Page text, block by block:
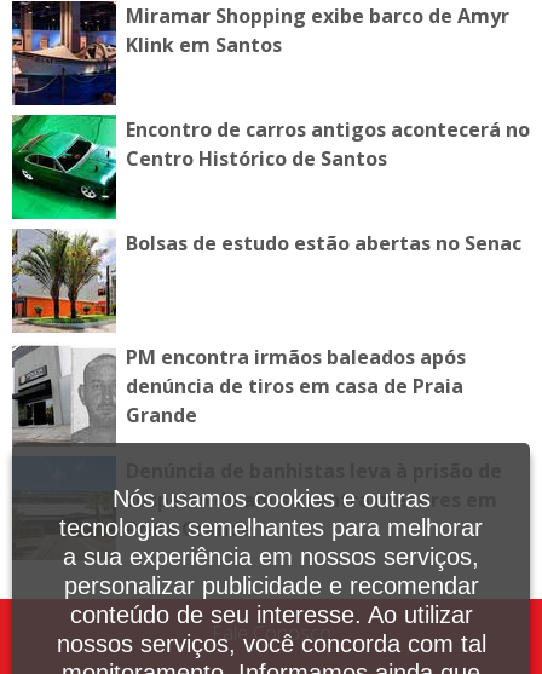
Miramar Shopping exibe barco de Amyr
Klink em Santos
Encontro de carros antigos acontecerá no
Centro Histórico de Santos
Bolsas de estudo estão abertas no Senac
PM encontra irmãos baleados após
denúncia de tiros em casa de Praia
Grande
suspeito de abuso contra menores em
Praia Grande
Fale Conosco
Nós usamos cookies e outras
tecnologias semelhantes para melhorar
a sua experiência em nossos serviços,
personalizar publicidade e recomendar
conteúdo de seu interesse. Ao utilizar
nossos serviços, você concorda com tal